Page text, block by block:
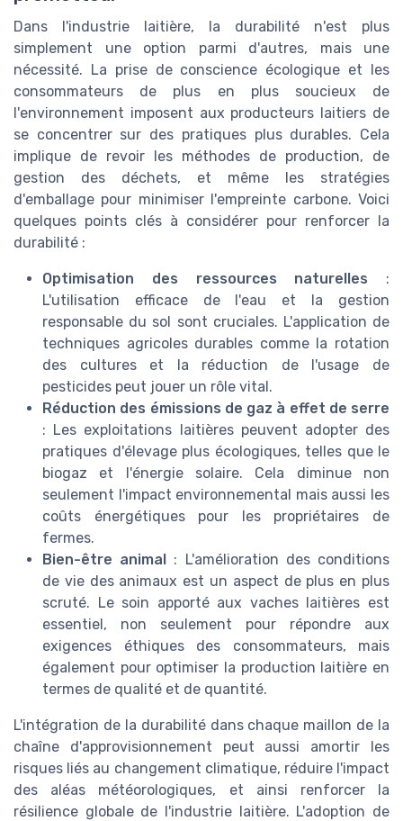
Dans l'industrie laitière, la durabilité n'est plus
simplement une option parmi d'autres, mais une
nécessité. La prise de conscience écologique et les
consommateurs de plus en plus soucieux de
l'environnement imposent aux producteurs laitiers de
se concentrer sur des pratiques plus durables. Cela
implique de revoir les méthodes de production, de
gestion des déchets, et même les stratégies
d'emballage pour minimiser l'empreinte carbone. Voici
quelques points clés à considérer pour renforcer la
durabilité :
Optimisation des ressources naturelles :
L'utilisation efficace de l'eau et la gestion
responsable du sol sont cruciales. L'application de
techniques agricoles durables comme la rotation
des cultures et la réduction de l'usage de
pesticides peut jouer un rôle vital.
Réduction des émissions de gaz à effet de serre
: Les exploitations laitières peuvent adopter des
pratiques d'élevage plus écologiques, telles que le
biogaz et l'énergie solaire. Cela diminue non
seulement l'impact environnemental mais aussi les
coûts énergétiques pour les propriétaires de
fermes.
Bien-être animal : L'amélioration des conditions
de vie des animaux est un aspect de plus en plus
scruté. Le soin apporté aux vaches laitières est
essentiel, non seulement pour répondre aux
exigences éthiques des consommateurs, mais
également pour optimiser la production laitière en
termes de qualité et de quantité.
L'intégration de la durabilité dans chaque maillon de la
chaîne d'approvisionnement peut aussi amortir les
risques liés au changement climatique, réduire l'impact
des aléas météorologiques, et ainsi renforcer la
résilience globale de l'industrie laitière. L'adoption de